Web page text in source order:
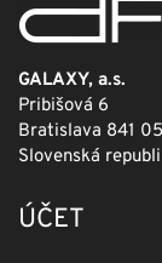
GALAXY, a.s.
Pribišová 6
Bratislava 841 05
Slovenská
ÚČET